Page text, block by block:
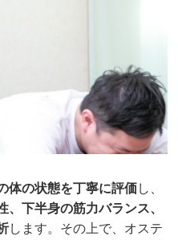
体の状態を丁寧に評価し、
、下半身の筋力バランス、
します。その上で、オステ